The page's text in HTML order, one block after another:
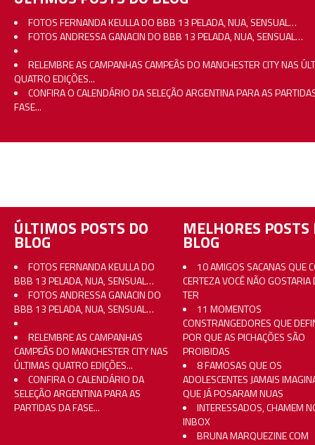
FOTOS FERNANDA KEULLA DO BBB 13 PELADA, NUA, SENSUAL…
FOTOS ANDRESSA GANACIN DO BBB 13 PELADA, NUA, SENSUAL…
RELEMBRE AS CAMPANHAS CAMPEÃS DO MANCHESTER CITY NAS
QUATRO EDIÇÕES...
CONFIRA O CALENDÁRIO DA SELEÇÃO ARGENTINA PARA AS
FASE...
ÚLTIMOS POSTS DO
BLOG
FOTOS FERNANDA KEULLA DO
BBB 13 PELADA, NUA, SENSUAL…
FOTOS ANDRESSA GANACIN DO
BBB 13 PELADA, NUA, SENSUAL…
RELEMBRE AS CAMPANHAS
CAMPEÃS DO MANCHESTER CITY NAS
ÚLTIMAS QUATRO EDIÇÕES...
CONFIRA O CALENDÁRIO DA
SELEÇÃO ARGENTINA PARA AS
PARTIDAS DA FASE...
MELHORES POSTS
BLOG
10 AMIGOS SACANAS QUE
CERTEZA VOCÊ NÃO GOSTARIA
TER
11 MOMENTOS
CONSTRANGEDORES QUE
POR QUE AS PICHAÇÕES SÃO
PROIBIDAS
8 FAMOSAS QUE OS
ADOLESCENTES JAMAIS
QUE JÁ POSARAM NUAS
INTERESSADOS, CHAMEM
INBOX
BRUNA MARQUEZINE COM